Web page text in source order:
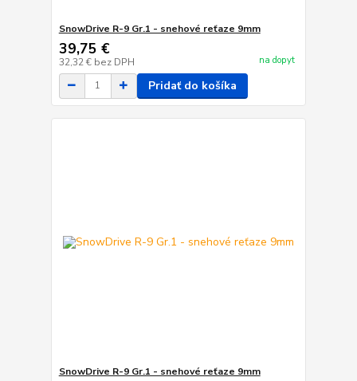
SnowDrive R-9 Gr.1 - snehové reťaze 9mm
39,75 €
32,32 € bez DPH na dopyt
Pridať do košíka
SnowDrive R-9 Gr.1 - snehové reťaze 9mm